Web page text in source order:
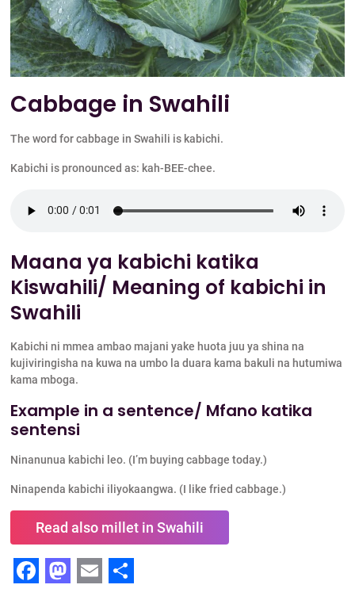
Cabbage in Swahili
The word for cabbage in Swahili is kabichi.
Kabichi is pronounced as: kah-BEE-chee.
Maana ya kabichi katika
Kiswahili/ Meaning of kabichi in
Swahili
Kabichi ni mmea ambao majani yake huota juu ya shina na
kujiviringisha na kuwa na umbo la duara kama bakuli na hutumiwa
kama mboga.
Example in a sentence/ Mfano katika
sentensi
Ninanunua kabichi leo. (I’m buying cabbage today.)
Ninapenda kabichi iliyokaangwa. (I like fried cabbage.)
Read also millet in Swahili